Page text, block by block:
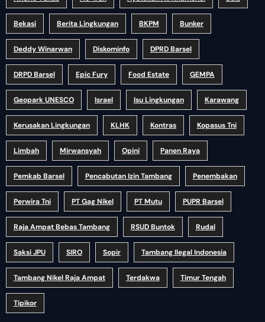
Bekasi Berita Lingkungan BKPM Bunker
Deddy Winarwan Diskominfo DPRD Barsel
DRPD Barsel Epic Fury Food Estate GEMPA
Geopark UNESCO Israel Isu Lingkungan Karawang
Kerusakan Lingkungan KLHK Kontras Kopasus Tni
Limbah Mirwansyah Opini Panen Raya
Pemkab Barsel Pencabutan Izin Tambang Penembakan
Perwira Tni PT Gag Nikel PT Mutu PUPR Barsel
Raja Ampat Bebas Tambang RSUD Buntok Rudal
Saksi JPU SIRO Sopir Tambang Ilegal Indonesia
Tambang Nikel Raja Ampat Terdakwa Timur Tengah
Tipikor